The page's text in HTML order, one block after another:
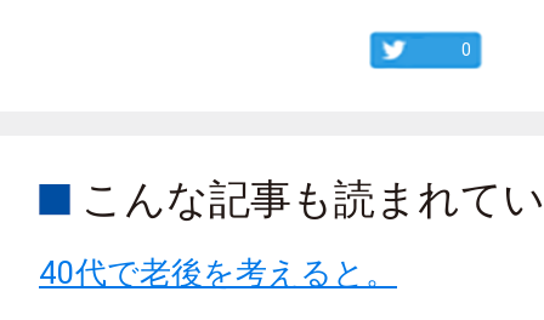
0
こんな記事も読まれて
40代で老後を考えると。